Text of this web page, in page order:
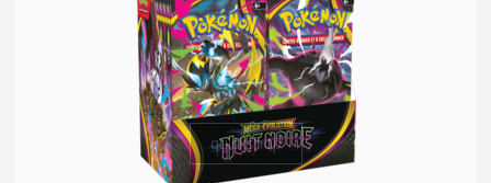
quickshop